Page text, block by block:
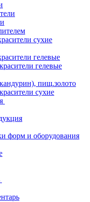
сухие
гелевые
гелевые
пищ.золото
сухие
форм и оборудования